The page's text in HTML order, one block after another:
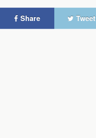
Share Tweet